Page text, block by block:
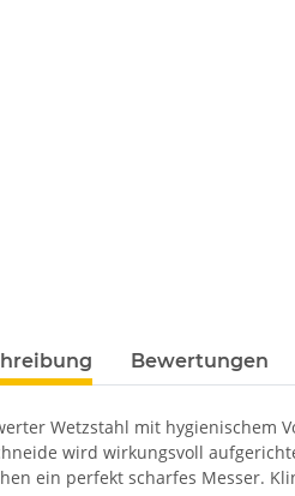
Bewertungen
Wetzstahl mit hygienischem
wird wirkungsvoll
ein perfekt scharfes Messer.